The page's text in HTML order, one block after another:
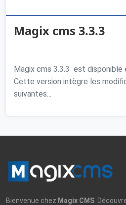
Magix cms 3.3.3
Magix cms 3.3.3 est disponible
Cette version intègre les
suivantes...
Bienvenue chez Magix CMS .